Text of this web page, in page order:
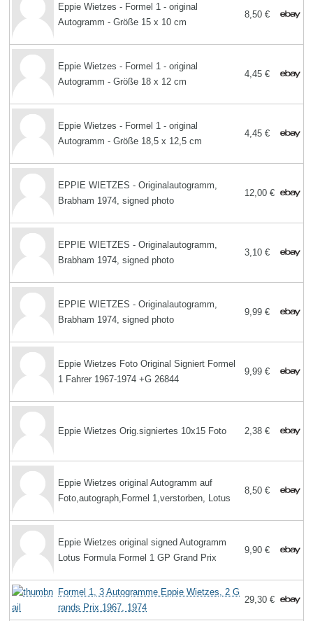
Eppie Wietzes - Formel 1 - original
Autogramm - Größe 15 x 10 cm
8,50 €
Eppie Wietzes - Formel 1 - original
Autogramm - Größe 18 x 12 cm
4,45 €
Eppie Wietzes - Formel 1 - original
Autogramm - Größe 18,5 x 12,5 cm
4,45 €
EPPIE WIETZES - Originalautogramm,
Brabham 1974, signed photo
12,00 €
EPPIE WIETZES - Originalautogramm,
Brabham 1974, signed photo
3,10 €
EPPIE WIETZES - Originalautogramm,
Brabham 1974, signed photo
9,99 €
Eppie Wietzes Foto Original Signiert Formel
1 Fahrer 1967-1974 +G 26844
9,99 €
Eppie Wietzes Orig.signiertes 10x15 Foto 2,38 €
Eppie Wietzes original Autogramm auf
Foto,autograph,Formel 1,verstorben, Lotus
8,50 €
Eppie Wietzes original signed Autogramm
Lotus Formula Formel 1 GP Grand Prix
9,90 €
Formel 1, 3 Autogramme Eppie Wietzes, 2 G
rands Prix 1967, 1974
29,30 €